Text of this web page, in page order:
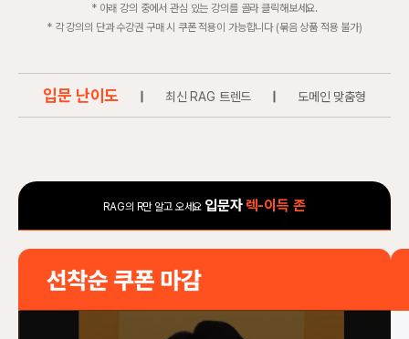
* 아래 강의 중에서 관심 있는 강의를 골라 클릭해보세요.
* 각 강의의 단과 수강권 구매 시 쿠폰 적용이 가능합니다 (묶음 상품 적용 불가)
입문 난이도 | 최신 RAG 트렌드 | 도메인 맞춤형
RAG의 R만 알고 오세요 입문자 렉-이득 존